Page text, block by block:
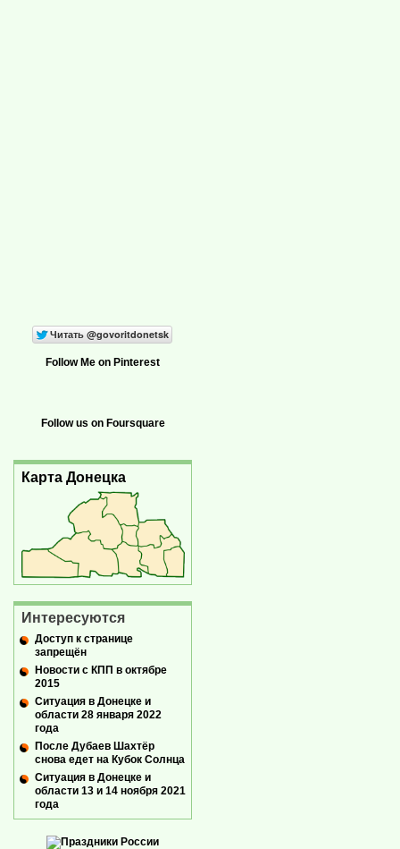
Follow Me on Pinterest
Follow us on Foursquare
Карта Донецка
Интересуются
Доступ к странице
запрещён
Новости с КПП в октябре
2015
Ситуация в Донецке и
области 28 января 2022
года
После Дубаев Шахтёр
снова едет на Кубок Солнца
Ситуация в Донецке и
области 13 и 14 ноября 2021
года